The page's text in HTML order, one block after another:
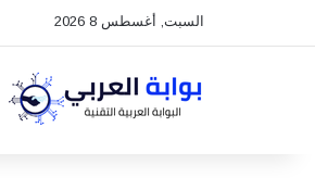
السبت, أغسطس 8 2026